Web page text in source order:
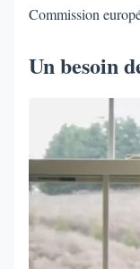
Commission
Un besoin